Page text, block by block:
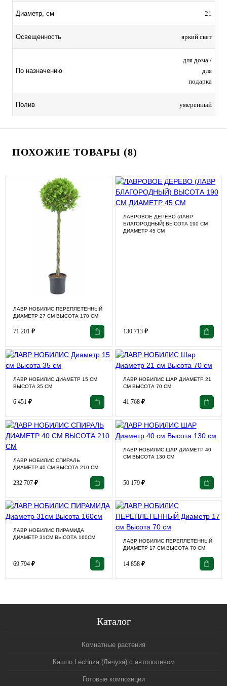
Диаметр, см 21
Освещенность яркий свет
По назначению
для дома /
для
подарка
Полив умеренный
ПОХОЖИЕ ТОВАРЫ (8)
ЛАВР НОБИЛИС ПЕРЕПЛЕТЕННЫЙ
ДИАМЕТР 27 СМ ВЫСОТА 170 СМ
71 201 ₽
ЛАВРОВОЕ ДЕРЕВО (ЛАВР
БЛАГОРОДНЫЙ) ВЫСОТА 190 СМ
ДИАМЕТР 45 СМ
130 713 ₽
ЛАВР НОБИЛИС ДИАМЕТР 15 СМ
ВЫСОТА 35 СМ
6 451 ₽
ЛАВР НОБИЛИС ШАР ДИАМЕТР 21
СМ ВЫСОТА 70 СМ
41 768 ₽
ЛАВР НОБИЛИС СПИРАЛЬ
ДИАМЕТР 40 СМ ВЫСОТА 210 СМ
232 707 ₽
ЛАВР НОБИЛИС ШАР ДИАМЕТР 40
СМ ВЫСОТА 130 СМ
50 179 ₽
ЛАВР НОБИЛИС ПИРАМИДА
ДИАМЕТР 31СМ ВЫСОТА 160СМ
69 794 ₽
ЛАВР НОБИЛИС ПЕРЕПЛЕТЕННЫЙ
ДИАМЕТР 17 СМ ВЫСОТА 70 СМ
14 858 ₽
Каталог
Комнатные растения
Кашпо Lechuza (Лечуза) с автополивом
Готовые композиции